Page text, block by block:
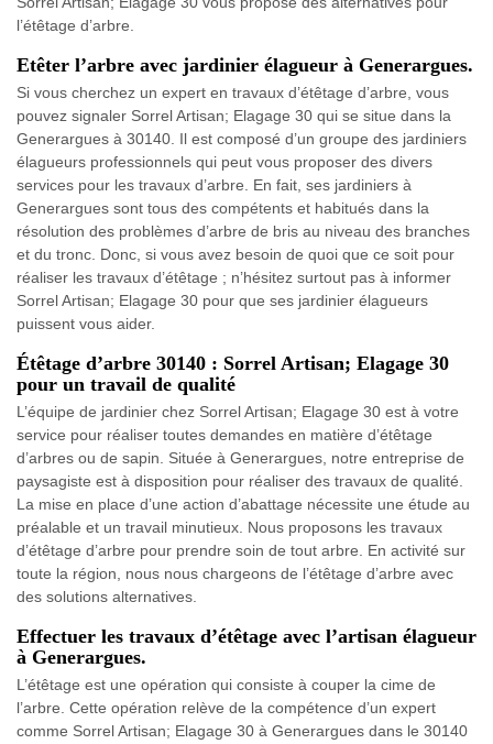
l’étêtage d’arbre.
Etêter l’arbre avec jardinier élagueur à Generargues.
Si vous cherchez un expert en travaux d’étêtage d’arbre, vous
pouvez signaler Sorrel Artisan; Elagage 30 qui se situe dans la
Generargues à 30140. Il est composé d’un groupe des jardiniers
élagueurs professionnels qui peut vous proposer des divers
services pour les travaux d’arbre. En fait, ses jardiniers à
Generargues sont tous des compétents et habitués dans la
résolution des problèmes d’arbre de bris au niveau des branches
et du tronc. Donc, si vous avez besoin de quoi que ce soit pour
réaliser les travaux d’étêtage ; n’hésitez surtout pas à informer
Sorrel Artisan; Elagage 30 pour que ses jardinier élagueurs
puissent vous aider.
Étêtage d’arbre 30140 : Sorrel Artisan; Elagage 30
pour un travail de qualité
L’équipe de jardinier chez Sorrel Artisan; Elagage 30 est à votre
service pour réaliser toutes demandes en matière d’étêtage
d’arbres ou de sapin. Située à Generargues, notre entreprise de
paysagiste est à disposition pour réaliser des travaux de qualité.
La mise en place d’une action d’abattage nécessite une étude au
préalable et un travail minutieux. Nous proposons les travaux
d’étêtage d’arbre pour prendre soin de tout arbre. En activité sur
toute la région, nous nous chargeons de l’étêtage d’arbre avec
des solutions alternatives.
Effectuer les travaux d’étêtage avec l’artisan élagueur
à Generargues.
L’étêtage est une opération qui consiste à couper la cime de
l’arbre. Cette opération relève de la compétence d’un expert
comme Sorrel Artisan; Elagage 30 à Generargues dans le 30140